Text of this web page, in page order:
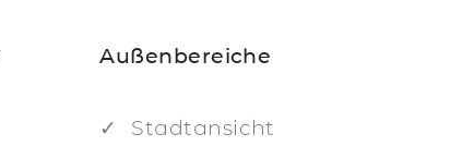
Außenbereiche
Stadtansicht